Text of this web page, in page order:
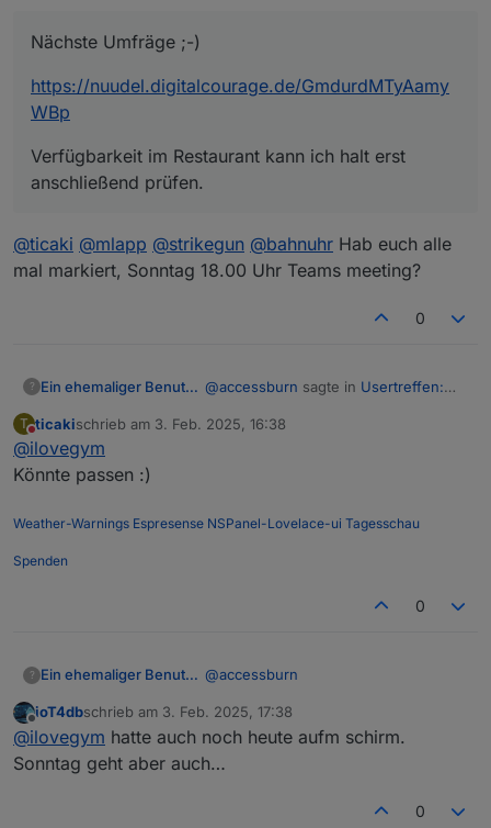
Nächste Umfräge ;-)
https://nuudel.digitalcourage.de/GmdurdMTyAamy
WBp
Verfügbarkeit im Restaurant kann ich halt erst
anschließend prüfen.
@ticaki @mlapp @strikegun @bahnuhr Hab euch alle
mal markiert, Sonntag 18.00 Uhr Teams meeting?
0
? Ein ehemaliger Benutzer @accessburn sagte in Usertreffen:
Sonntag 18.00 Uhr Teams meeting?
T
Nicht stören
ticakischrieb am 3. Feb. 2025, 16:38
zuletzt editiert von
@ilovegym
Könnte passen :)
Weather-Warnings Espresense NSPanel-Lovelace-ui Tagesschau
Spenden
0
? Ein ehemaliger Benutzer @accessburn
achso, ich dachte heute.. ? auchgut,
heut sowieso viel um die Ohren..dann
der Sonntag nachmittag um 16.00 Uhr
Link hier nochmal rein:
Offline
ioT4dbschrieb am 3. Feb. 2025, 17:38
zuletzt editiert von
@ilovegym hatte auch noch heute aufm schirm.
Sonntag geht aber auch…
0